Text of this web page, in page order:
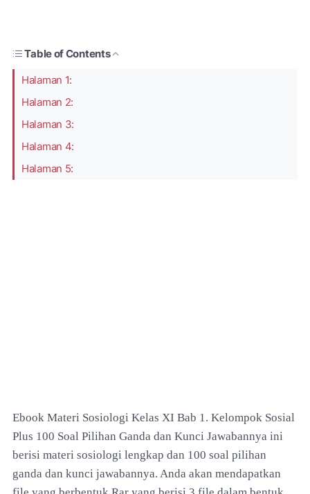
Table of Contents
Halaman 1:
Halaman 2:
Halaman 3:
Halaman 4:
Halaman 5:
Ebook Materi Sosiologi Kelas XI Bab 1. Kelompok Sosial
Plus 100 Soal Pilihan Ganda dan Kunci Jawabannya ini
berisi materi sosiologi lengkap dan 100 soal pilihan
ganda dan kunci jawabannya. Anda akan mendapatkan